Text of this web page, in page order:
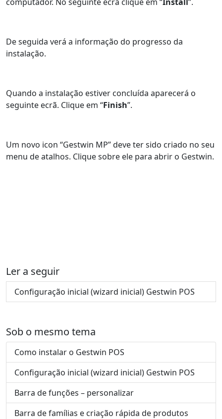
De seguida verá a informação do progresso da
instalação.
Quando a instalação estiver concluída aparecerá o
seguinte ecrã. Clique em “Finish”.
Um novo icon “Gestwin MP” deve ter sido criado no seu
menu de atalhos. Clique sobre ele para abrir o Gestwin.
Ler a seguir
Configuração inicial (wizard inicial) Gestwin POS
Sob o mesmo tema
Como instalar o Gestwin POS
Configuração inicial (wizard inicial) Gestwin POS
Barra de funções – personalizar
Barra de famílias e criação rápida de produtos